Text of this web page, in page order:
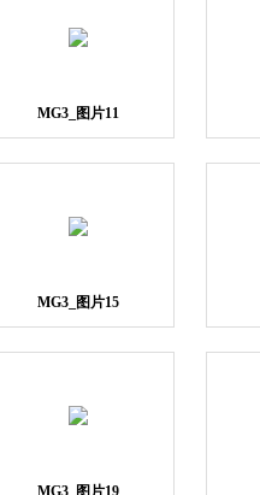
MG3_图片11
MG3_图片15
MG3_图片19